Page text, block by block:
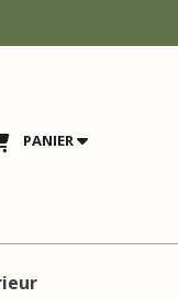
PANIER